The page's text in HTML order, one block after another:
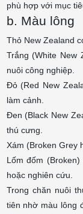
phù hợp với mục
b. Màu lông
Thỏ New Zealand
Trắng (White New
nuôi công nghiệp.
Đỏ (Red New
làm cảnh.
Đen (Black New
thú cưng.
Xám (Broken Grey
Lốm đốm
hoặc nghiên cứu.
Trong chăn nuôi
tiên nhờ màu lông